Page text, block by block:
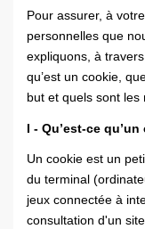
Pour assurer, à
personnelles que
expliquons, à
qu’est un cookie,
but et quels sont les
I - Qu’est-ce
Un cookie est un
du terminal
jeux connectée à
consultation d'un